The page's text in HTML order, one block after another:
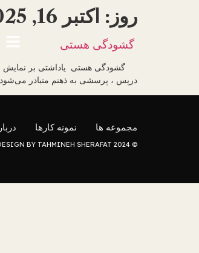
روز: اکتبر 16, 2025
گشودگی هستی
درپس ، پرسشی به ذهنم متبادر
مجموعه ها نمونه کارها
© 2024 ALL RIGHTS RESERVED. DESIGN BY TAHMINEH SHERAFAT